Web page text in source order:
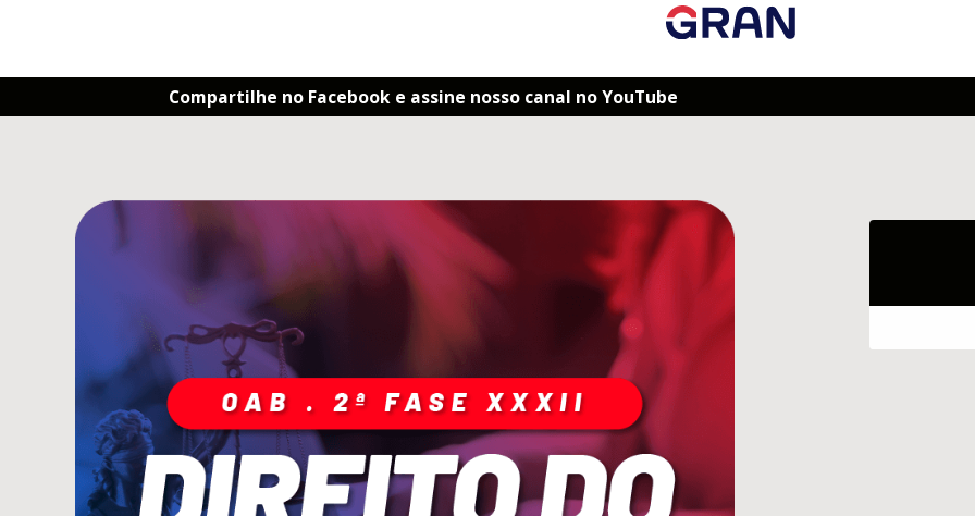
Compartilhe no Facebook e assine nosso canal no YouTube